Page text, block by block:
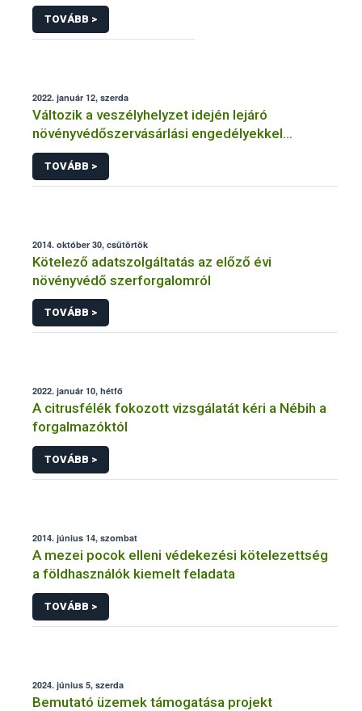
TOVÁBB >
2022. január 12, szerda
Változik a veszélyhelyzet idején lejáró
növényvédőszervásárlási engedélyekkel
kapcsolatos szabályozás
TOVÁBB >
2014. október 30, csütörtök
Kötelező adatszolgáltatás az előző évi
növényvédő szerforgalomról
TOVÁBB >
2022. január 10, hétfő
A citrusfélék fokozott vizsgálatát kéri a Nébih a
forgalmazóktól
TOVÁBB >
2014. június 14, szombat
A mezei pocok elleni védekezési kötelezettség
a földhasználók kiemelt feladata
TOVÁBB >
2024. június 5, szerda
Bemutató üzemek támogatása projekt